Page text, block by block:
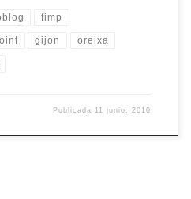
fimp
gijon oreixa
Publicada 11 junio, 2010